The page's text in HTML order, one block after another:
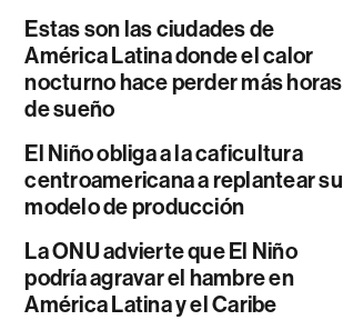
Estas son las ciudades de
América Latina donde el calor
nocturno hace perder más horas
de sueño
El Niño obliga a la caficultura
centroamericana a replantear su
modelo de producción
La ONU advierte que El Niño
podría agravar el hambre en
América Latina y el Caribe